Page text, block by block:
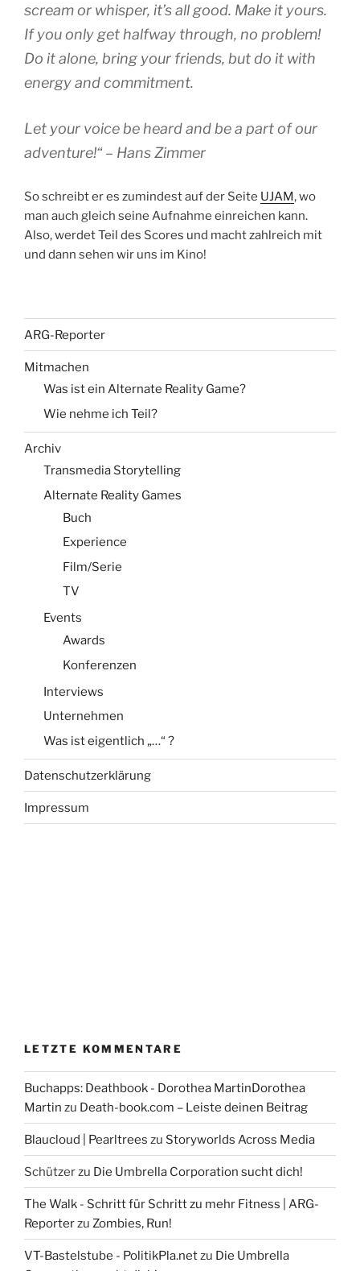
scream or whisper, it’s all good. Make it yours.
If you only get halfway through, no problem!
Do it alone, bring your friends, but do it with
energy and commitment.
Let your voice be heard and be a part of our
adventure!“ – Hans Zimmer
So schreibt er es zumindest auf der Seite UJAM, wo
man auch gleich seine Aufnahme einreichen kann.
Also, werdet Teil des Scores und macht zahlreich mit
und dann sehen wir uns im Kino!
ARG-Reporter
Mitmachen
Was ist ein Alternate Reality Game?
Wie nehme ich Teil?
Archiv
Transmedia Storytelling
Alternate Reality Games
Buch
Experience
Film/Serie
TV
Events
Awards
Konferenzen
Interviews
Unternehmen
Was ist eigentlich „…“ ?
Datenschutzerklärung
Impressum
LETZTE KOMMENTARE
Buchapps: Deathbook - Dorothea MartinDorothea
Martin zu Death-book.com – Leiste deinen Beitrag
Blaucloud | Pearltrees zu Storyworlds Across Media
Schützerzu Die Umbrella Corporation sucht dich!
The Walk - Schritt für Schritt zu mehr Fitness | ARG-
Reporterzu Zombies, Run!
VT-Bastelstube - PolitikPla.netzu Die Umbrella